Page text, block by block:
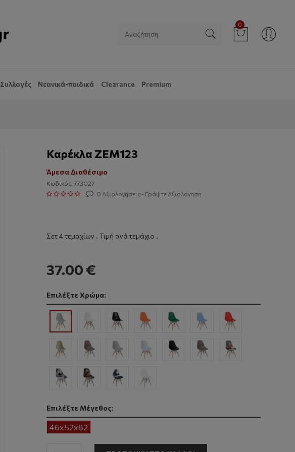
0
Συλλογές Νεανικά-παιδικά Clearance Premium
Καρέκλα ZEM123
Άμεσα Διαθέσιμο
Κωδικός: 773027
0 Αξιολογήσεις - Γράψτε Αξιολόγηση
Σετ 4 τεμαχίων . Τιμή ανά τεμάχιο .
37.00 €
Επιλέξτε Χρώμα:
Επιλέξτε Μέγεθος:
46x52x82